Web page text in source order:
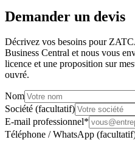
Demander un devis
Décrivez vos besoins pour
Business Central et nous vous
licence et une proposition sur
ouvré.
Nom
Société (facultatif)
E-mail professionnel*
Téléphone / WhatsApp